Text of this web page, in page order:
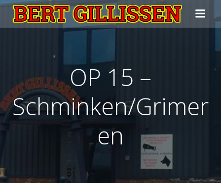
Ga
de
OP 15 –
Schminken/Grimer
en